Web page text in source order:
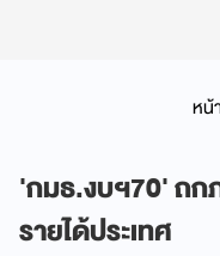
หน้
'กมธ.งบฯ70' ถก
รายได้ประเทศ